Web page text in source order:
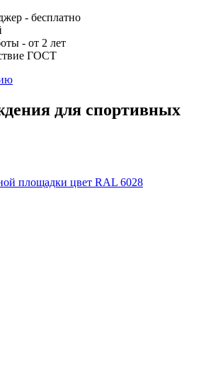
- бесплатно
- от 2 лет
ГОСТ
для спортивных
площадки цвет RAL 6028